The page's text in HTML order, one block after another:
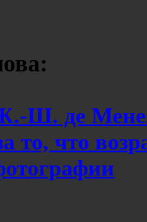
Ш. де
то, что